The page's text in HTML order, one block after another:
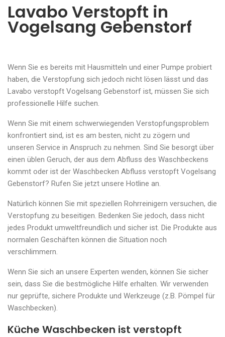
Lavabo Verstopft in
Vogelsang Gebenstorf
Wenn Sie es bereits mit Hausmitteln und einer Pumpe probiert
haben, die Verstopfung sich jedoch nicht lösen lässt und das
Lavabo verstopft Vogelsang Gebenstorf ist, müssen Sie sich
professionelle Hilfe suchen.
Wenn Sie mit einem schwerwiegenden Verstopfungsproblem
konfrontiert sind, ist es am besten, nicht zu zögern und
unseren Service in Anspruch zu nehmen. Sind Sie besorgt über
einen üblen Geruch, der aus dem Abfluss des Waschbeckens
kommt oder ist der Waschbecken Abfluss verstopft Vogelsang
Gebenstorf? Rufen Sie jetzt unsere Hotline an.
Natürlich können Sie mit speziellen Rohrreinigern versuchen, die
Verstopfung zu beseitigen. Bedenken Sie jedoch, dass nicht
jedes Produkt umweltfreundlich und sicher ist. Die Produkte aus
normalen Geschäften können die Situation noch
verschlimmern.
Wenn Sie sich an unsere Experten wenden, können Sie sicher
sein, dass Sie die bestmögliche Hilfe erhalten. Wir verwenden
nur geprüfte, sichere Produkte und Werkzeuge (z.B. Pömpel für
Waschbecken).
Küche Waschbecken ist verstopft